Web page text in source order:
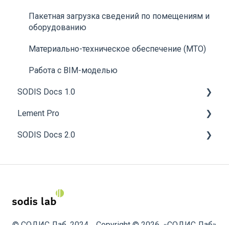
Изменение состояний
FAQ | Часто задаваемые вопросы
Пакетная загрузка сведений по помещениям и
оборудованию
Материально-техническое обеспечение (МТО)
Работа с BIM-моделью
SODIS Docs 1.0
Начало работы
Общие положения
Работа с таблицами
Работа с рисунками
Lement Pro
Общие сведения
Документы
Проекты
SODIS Docs 2.0
Администрирование
Работа пользователя